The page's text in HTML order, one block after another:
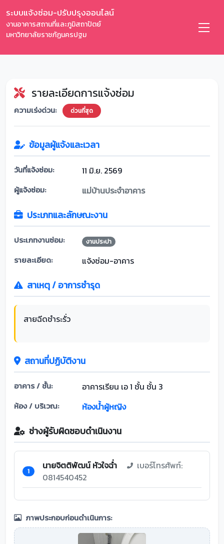
ระบบแจ้งซ่อม-ปรับปรุงออนไลน์
งานอาคารสถานที่และภูมิสถาปัตย์
มหาวิทยาลัยราชภัฏนครปฐม
รายละเอียดการแจ้งซ่อม
ความเร่งด่วน: ด่วนที่สุด
ข้อมูลผู้แจ้งและเวลา
วันที่แจ้งซ่อม: 11 มิ.ย. 2569
ผู้แจ้งซ่อม: แม่บ้านประจำอาคาร
ประเภทและลักษณะงาน
ประเภทงานซ่อม: งานประปา
รายละเอียด: แจ้งซ่อม-อาคาร
สาเหตุ / อาการชำรุด
สายฉีดชำระรั่ว
สถานที่ปฏิบัติงาน
อาคาร / ชั้น: อาคารเรียน เอ 1 ชั้น ชั้น 3
ห้อง / บริเวณ: ห้องน้ำผู้หญิง
ช่างผู้รับผิดชอบดำเนินงาน
1 นายจิตติพัฒน์ หัวใจฉ่ำ
เบอร์โทรศัพท์:
0814540452
ภาพประกอบก่อนดำเนินการ: